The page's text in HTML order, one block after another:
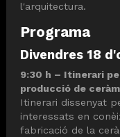
l'arquitectura.
Programa
Divendres 18
9:30 h – Itinerari
producció de
Itinerari dissenyat
interessats en
fabricació de la